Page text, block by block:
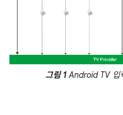
그림 1Android TV 입